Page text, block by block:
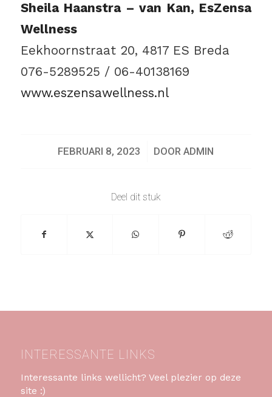
Sheila Haanstra – van Kan, EsZensa
Wellness
Eekhoornstraat 20, 4817 ES Breda
076-5289525 / 06-40138169
www.eszensawellness.nl
FEBRUARI 8, 2023
/ DOORADMIN
Deel dit stuk
INTERESSANTE LINKS
Interessante links wellicht? Veel plezier op deze
site :)